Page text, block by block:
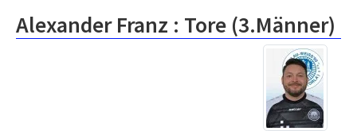
Alexander Franz : Tore (3.Männer)